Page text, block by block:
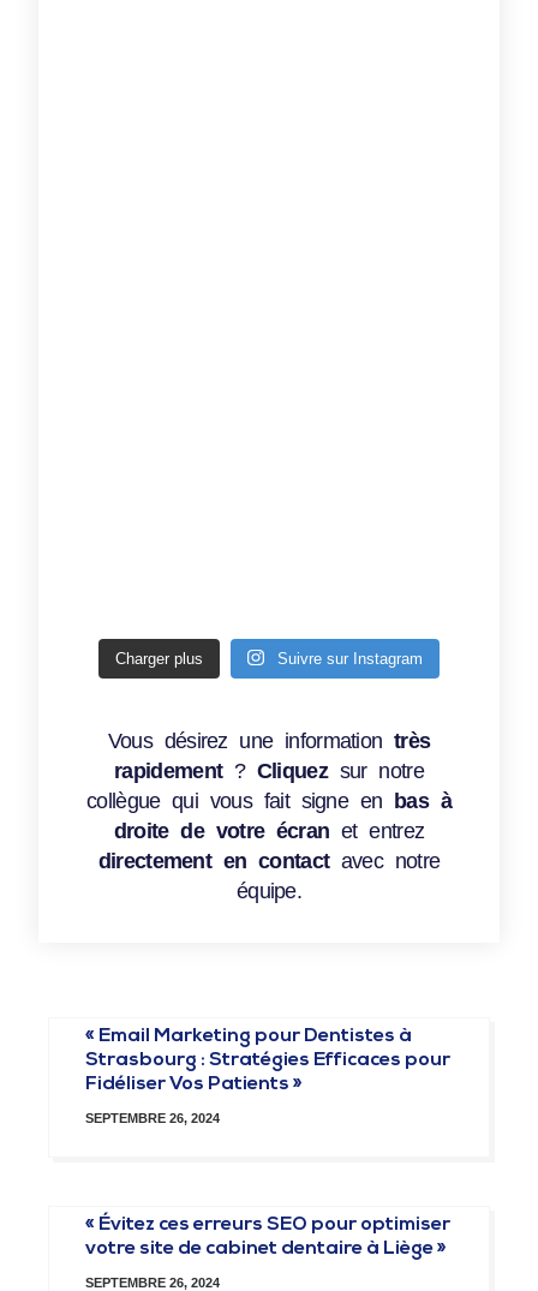
Charger plus Suivre sur Instagram
Vous désirez une informationtrès
rapidement ? Cliquezsur notre
collègue qui vous fait signe en bas à
droite de votre écran et entrez
directement en contactavec notre
équipe.
« Email Marketing pour Dentistes à
Strasbourg : Stratégies Efficaces pour
Fidéliser Vos Patients »
SEPTEMBRE 26, 2024
« Évitez ces erreurs SEO pour optimiser
votre site de cabinet dentaire à Liège »
SEPTEMBRE 26, 2024